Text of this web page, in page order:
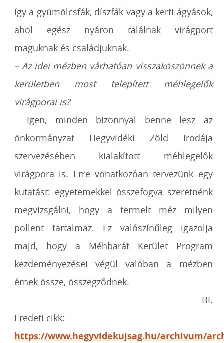
így a gyümölcsfák, díszfák vagy a kerti ágyások,
ahol egész nyáron találnak virágport
maguknak és családjuknak.
– Az idei mézben várhatóan visszaköszönnek a
kerületben most telepített méhlegelők
virágporai is?
– Igen, minden bizonnyal benne lesz az
önkormányzat Hegyvidéki Zöld Irodája
szervezésében kialakított méhlegelők
virágpora is. Erre vonatkozóan tervezünk egy
kutatást: egyetemekkel összefogva szeretnénk
megvizsgálni, hogy a termelt méz
milyen
pollent tartalmaz. Ez valószínűleg igazolja
majd, hogy a Méhbarát Kerület
Program
kezdeményezései végül valóban a mézben
érnek össze, összegződnek.
BI.
Eredeti cikk:
https://www.hegyvidekujsag.hu/archivum/